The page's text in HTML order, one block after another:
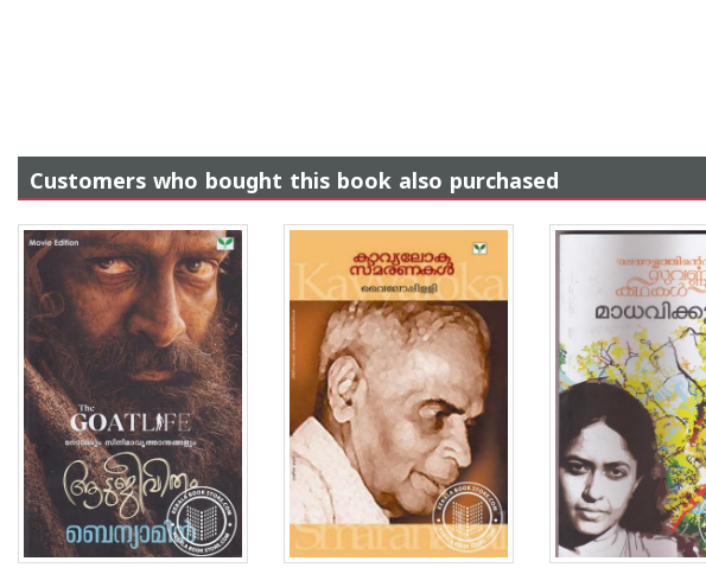
Customers who bought this book also purchased